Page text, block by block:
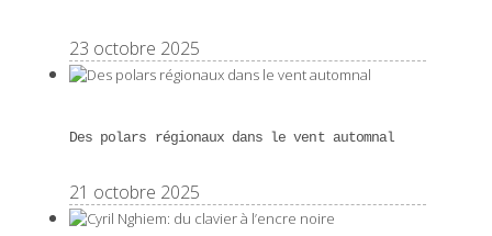
23 octobre 2025
Des polars régionaux dans le vent automnal
21 octobre 2025